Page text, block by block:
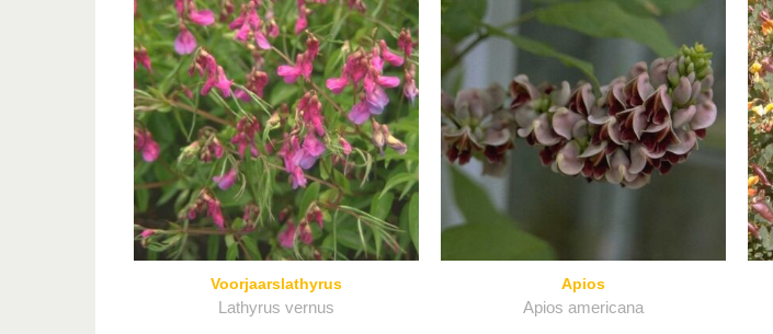
Voorjaarslathyrus
Lathyrus vernus
Apios
Apios americana